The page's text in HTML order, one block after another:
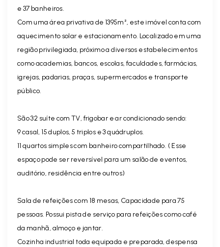
e 37 banheiros.
Com uma área privativa de 1395m², este imóvel conta com
aquecimento solar e estacionamento. Localizado em uma
região privilegiada, próximo a diversos estabelecimentos
como academias, bancos, escolas, faculdades, farmácias,
igrejas, padarias, praças, supermercados e transporte
público.
São 32 suíte com TV, frigobar e ar condicionado sendo:
9 casal, 15 duplos, 5 triplos e 3 quádruplos.
11 quartos simples com banheiro compartilhado. ( Esse
espaço pode ser reversível para um salão de eventos,
auditório, residência entre outros)
Sala de refeições com 18 mesas, Capacidade para 75
pessoas. Possui pista de serviço para refeições como café
da manhã, almoço e jantar.
Cozinha industrial toda equipada e preparada, despensa